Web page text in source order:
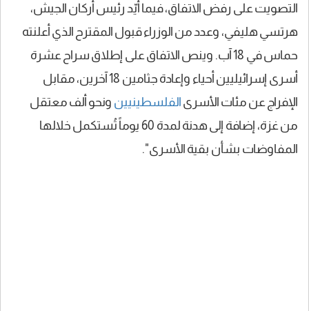
التصويت على رفض الاتفاق، فيما أيّد رئيس أركان الجيش،
هرتسي هليفي، وعدد من الوزراء قبول المقترح الذي أعلنته
حماس في 18 آب. وينص الاتفاق على إطلاق سراح عشرة
أسرى إسرائيليين أحياء وإعادة جثامين 18 آخرين، مقابل
الإفراج عن مئات الأسرى الفلسطينيين ونحو ألف معتقل
من غزة، إضافة إلى هدنة لمدة 60 يوماً تُستكمل خلالها
المفاوضات بشأن بقية الأسرى".